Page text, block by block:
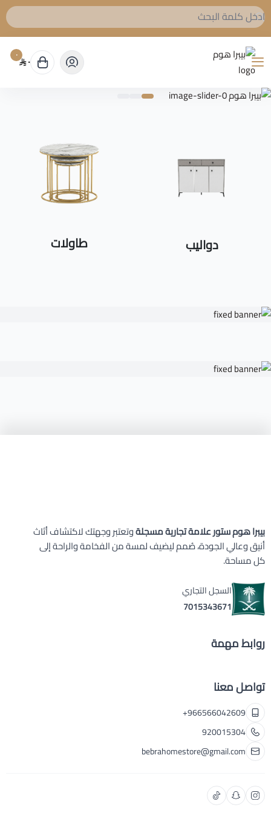
بيبرا هوم
٠ ٠
دواليب طاولات
بيبرا هوم ستور علامة تجارية مسجلةوتعتبر وجهتك لاكتشاف أثاث
أنيق وعالي الجودة، صُمم ليضيف لمسة من الفخامة والراحة إلى
كل مساحة.
السجل التجاري
7015343671
روابط مهمة
تواصل معنا
+966566042609
920015304
bebrahomestore@gmail.com